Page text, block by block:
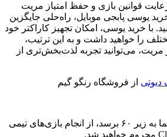
قوانین بازی و حفظ امتیاز مریت
خرید یوسی پابجی موبایل، راه‌حلی جایگزین
با خرید یوسی، امکان تجهیز کاراکتر خود
را خواهید داشت و به این ترتیب،
مریت، می‌توانید تجربه‌ ‌لذت‌بخش‌تری از
از فروشگاه رنگو گیم
اگر امتیاز Merit شما به زیر ۶۰ برسد، از انجام بازی‌های تیمی